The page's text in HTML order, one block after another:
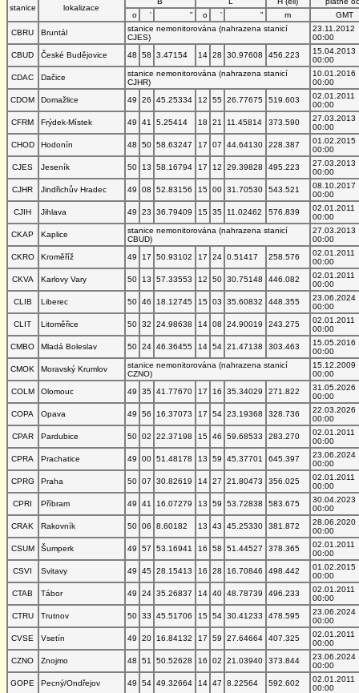
stanice lokalizace
o
' " o ' " m
GMT
CBRU
Bruntál
stanice nemonitorována (nahrazena stanicí
CJES)
23.11.2012
00:00
CBUD
České Budějovice 48 58 3.47154 14 28 30.97608 456.223
15.04.2013
00:00
CDAC
Dačice
stanice nemonitorována (nahrazena stanicí
CJHR)
10.01.2016
00:00
CDOM
Domažlice 49 26 45.25334 12 55 26.77675 519.603
02.01.2011
00:00
CFRM
Frýdek-Místek 49 41 5.25414 18 21 11.45814 373.590
27.03.2013
00:00
CHOD
Hodonín 48 50 58.63247 17 07 44.64130 228.387
01.02.2015
00:00
CJES
Jeseník 50 13 58.16794 17 12 29.39828 495.223
27.03.2013
00:00
CJHR
Jindřichův Hradec 49 08 52.83156 15 00 31.70530 543.521
08.10.2017
00:00
CJIH
Jihlava 49 23 36.79409 15 35 11.02462 576.839
02.01.2011
00:00
CKAP
Kaplice
stanice nemonitorována (nahrazena stanicí
CBUD)
27.03.2013
00:00
CKRO
Kroměříž 49 17 50.93102 17 24 0.51417 258.576
02.01.2011
00:00
CKVA
Karlovy Vary 50 13 57.33553 12 50 30.75148 446.082
02.01.2011
00:00
CLIB
Liberec 50 46 18.12745 15 03 35.60832 448.355
23.06.2024
00:00
CLIT
Litoměřice 50 32 24.98638 14 08 24.90019 243.275
02.01.2011
00:00
CMBO
Mladá Boleslav 50 24 46.36455 14 54 21.47138 303.463
15.05.2016
00:00
CMOK
Moravský Krumlov
stanice nemonitorována (nahrazena stanicí
CZNO)
15.12.2009
00:00
COLM
Olomouc 49 35 41.77670 17 16 35.34029 271.822
31.05.2026
00:00
COPA
Opava 49 56 16.37073 17 54 23.19368 328.736
22.03.2026
00:00
CPAR
Pardubice 50 02 22.37198 15 46 59.68533 283.270
02.01.2011
00:00
CPRA
Prachatice 49 00 51.48178 13 59 45.37701 645.397
23.06.2024
00:00
CPRG
Praha 50 07 30.82619 14 27 21.80473 356.025
02.01.2011
00:00
CPRI
Příbram 49 41 16.07279 13 59 53.72838 583.675
30.04.2023
00:00
CRAK
Rakovník 50 06 8.60182 13 43 45.25330 381.872
28.06.2020
00:00
CSUM
Šumperk 49 57 53.16941 16 58 51.44527 378.365
02.01.2011
00:00
CSVI
Svitavy 49 45 28.15413 16 28 16.70846 498.442
01.02.2015
00:00
CTAB
Tábor 49 24 35.26837 14 40 48.78739 496.233
02.01.2011
00:00
CTRU
Trutnov 50 33 45.51706 15 54 30.41233 478.595
23.06.2024
00:00
CVSE
Vsetín 49 20 16.84132 17 59 27.64664 407.325
02.01.2011
00:00
CZNO
Znojmo 48 51 50.52628 16 02 21.03940 373.844
23.06.2024
00:00
GOPE
Pecný/Ondřejov 49 54 49.32664 14 47 8.22564 592.602
02.01.2011
00:00